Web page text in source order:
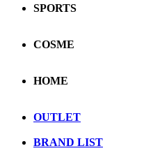
SPORTS
COSME
HOME
OUTLET
BRAND LIST